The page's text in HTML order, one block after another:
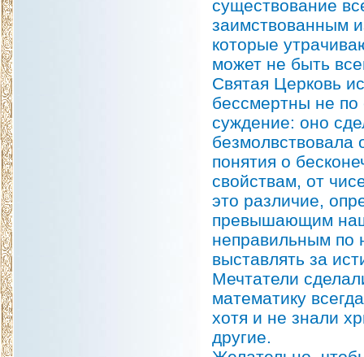
существование
заимствованным
которые
может не быть
Святая Церковь
бессмертны не по
суждение: оно
безмолвствовала
понятия о
свойствам, от
это различие,
превышающим
неправильным по
выставлять за
Мечтатели
математику
хотя и не знали
другие.